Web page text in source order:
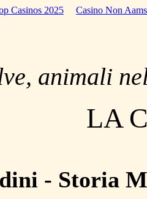
Casinos 2025 Casino Non Aams
animali
LA
- Storia